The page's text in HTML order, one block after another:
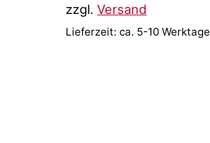
zzgl.Versand
Lieferzeit: ca. 5-10 Werktage